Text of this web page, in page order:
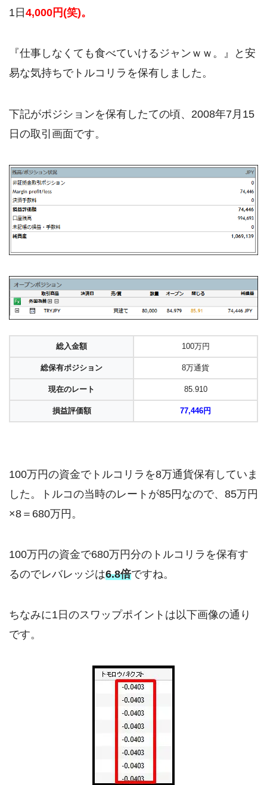
1日 4,000円(笑)。
『仕事しなくても食べていけるジャンｗｗ。』と安
易な気持ちでトルコリラを保有しました。
下記がポジションを保有したての頃、2008年7月15
日の取引画面です。
総入金額 100万円
総保有ポジション 8万通貨
現在のレート 85.910
損益評価額 77,446円
100万円の資金でトルコリラを8万通貨保有していま
した。トルコの当時のレートが85円なので、85万円
×8＝680万円。
100万円の資金で680万円分のトルコリラを保有す
るのでレバレッジは6.8倍ですね。
ちなみに1日のスワップポイントは以下画像の通り
です。